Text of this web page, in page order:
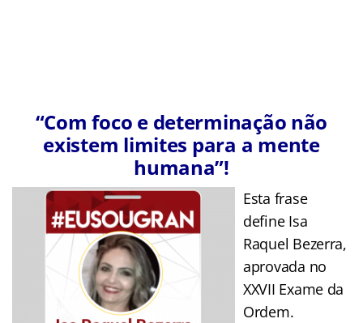
“Com foco e determinação não
existem limites para a mente
humana”!
Esta frase
define Isa
Raquel Bezerra,
aprovada no
XXVII Exame da
Ordem.